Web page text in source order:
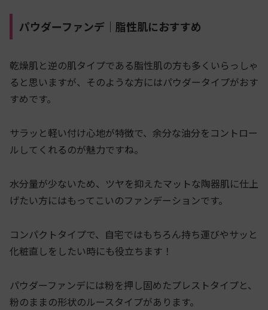
パウダーファンデ｜脂性肌におすすめ
乾燥肌と逆の肌タイプである脂性肌の方も多くいらっしゃ
ると思いますが、そのような方にはパウダータイプがおす
すめです。
サラッと軽い付け心地が特徴で、余分な油分をコントロー
ルしてくれるのが魅力ですね。
水分量が少ないため、ツヤを抑えたマットな陶器肌に仕上
げたい方にはもってこいのファンデーションです。
コンパクトタイプで、自宅ではもちろん持ち運びやサッと
化粧直しをしたい時にも役立ちます！
パウダーファンデには粉を押し固めたプレストタイプと、
粉のままの形状のルースタイプがあります。